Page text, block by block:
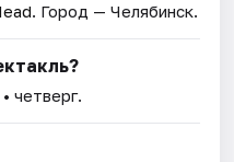
. Город — Челябинск.
• четверг.